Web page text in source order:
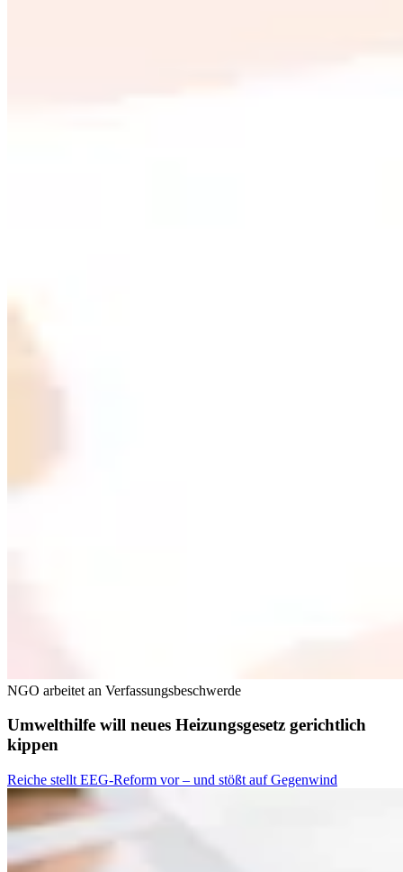
NGO arbeitet an Verfassungsbeschwerde
Umwelthilfe will neues Heizungsgesetz gerichtlich
kippen
Reiche stellt EEG-Reform vor – und stößt auf Gegenwind